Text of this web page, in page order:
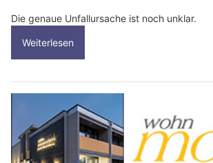
Die genaue Unfallursache ist noch unklar.
Weiterlesen